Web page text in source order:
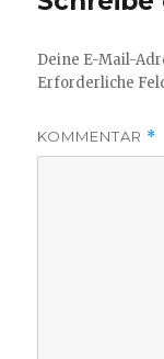
Deine E-Mail-
Erforderliche
KOMMENTAR *